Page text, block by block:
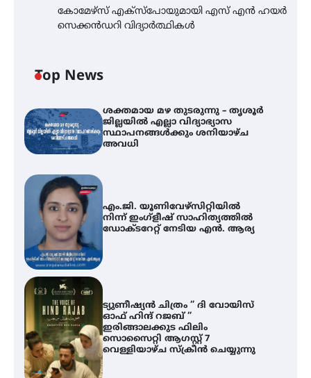
കോമേഴ്സ് എക്സ്പോയുമായി എസ് എൻ ഹയർ
സെക്കൻഡറി വിദ്യാർത്ഥികൾ
Top News
ശക്തമായ മഴ തുടരുന്നു – തൃശൂർ
ജില്ലയിൽ എല്ലാ വിദ്യാഭ്യാസ
സ്ഥാപനങ്ങൾക്കും ശനിയാഴ്ച
അവധി
എം.ജി. യൂണിവേഴ്‌സിറ്റിയിൽ
നിന്ന് ഇംഗ്ളീഷ് സാഹിത്യത്തിൽ
ഡോക്ടറേറ്റ് നേടിയ എൻ. ആര്യ
ട്യുണീഷ്യൻ ചിത്രം ” ദി വോയിസ്
ഓഫ് ഹിന്ദ് റജബ് ”
ഇരിങ്ങാലക്കുട ഫിലിം
സൊസൈറ്റി ആഗസ്റ്റ് 7
വെള്ളിയാഴ്ച സ്‌ക്രീൻ ചെയ്യുന്നു